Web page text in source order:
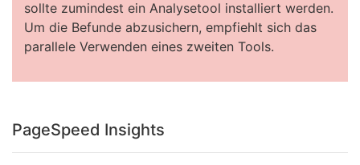
sollte zumindest ein Analysetool installiert werden.
Um die Befunde abzusichern, empfiehlt sich das
parallele Verwenden eines zweiten Tools.
PageSpeed Insights